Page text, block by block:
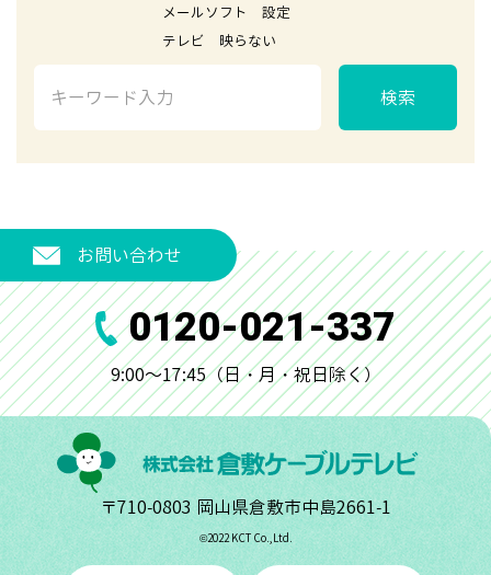
メールソフト 設定
テレビ 映らない
検索
お問い合わせ
0120-021-337
9:00～17:45（日・月・祝日除く）
〒710-0803 岡山県倉敷市中島2661-1
©︎2022 KCT Co.,Ltd.